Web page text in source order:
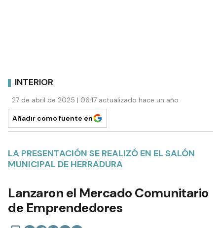
INTERIOR
27 de abril de 2025 | 06:17 actualizado hace un año
Añadir como fuente en
LA PRESENTACIÓN SE REALIZÓ EN EL SALÓN
MUNICIPAL DE HERRADURA
Lanzaron el Mercado Comunitario
de Emprendedores